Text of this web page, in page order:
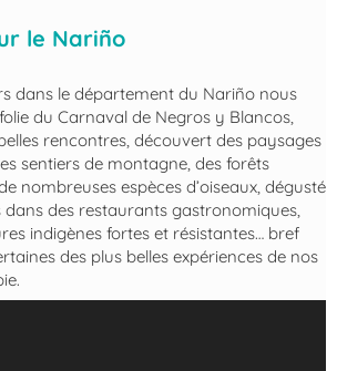
le Nariño
dans le département du Nariño nous
du Carnaval de Negros y Blancos,
rencontres, découvert des paysages
sentiers de montagne, des forêts
nombreuses espèces d’oiseaux, dégusté
des restaurants gastronomiques,
indigènes fortes et résistantes… bref
des plus belles expériences de nos